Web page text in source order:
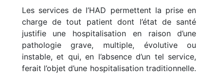
Les services de l’HAD permettent la prise en
charge de tout patient dont l’état de santé
justifie une hospitalisation en raison d’une
pathologie grave, multiple, évolutive ou
instable, et qui, en l’absence d’un tel service,
ferait l’objet d’une hospitalisation traditionnelle.